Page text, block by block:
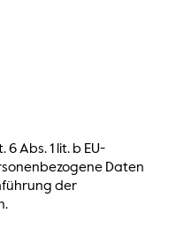
Abs. 1 lit. b EU-
Daten
der